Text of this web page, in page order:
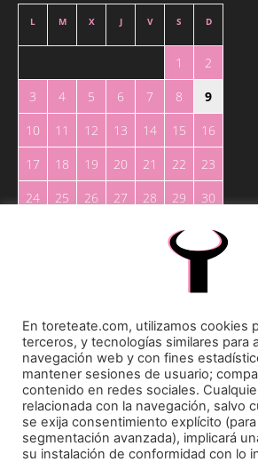
L M X J V S D
1
2
3
4 5 6 7 8
9
10
11 12 13 14 15
16
17
18 19 20 21 22
23
24
25 26 27 28 29
30
Toreteate Ⓒ 2023. Todos los derechos
Diseñado porWelow Marketing
Prohibida la reproducción y utilización total o parcial, por
En toreteate.com, utilizamos cookies
terceros, y tecnologías similares para
navegación web y con fines
mantener sesiones de usuario;
contenido en redes sociales.
relacionada con la navegación, salvo
se exija consentimiento explícito
segmentación avanzada), implicará
su instalación de conformidad con lo